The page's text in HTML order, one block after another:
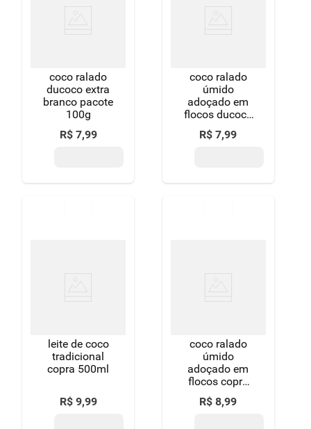
coco ralado
ducoco extra
branco pacote
100g
R$ 7,99
coco ralado
úmido
adoçado em
flocos ducoco
pacote 100g
R$ 7,99
leite de coco
tradicional
copra 500ml
R$ 9,99
coco ralado
úmido
adoçado em
flocos copra
pacote 100g
R$ 8,99